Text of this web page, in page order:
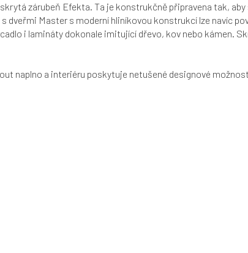
zárubeň Efekta. Ta je konstrukčně připravena tak,
dveřmi Master s moderní hliníkovou konstrukcí lze navíc
i lamináty dokonale imitující dřevo, kov nebo kámen.
naplno a interiéru poskytuje netušené designové